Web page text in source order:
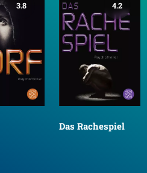
3.8 4.2
Das Rachespiel